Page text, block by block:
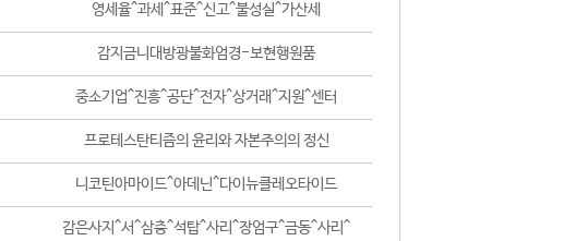
영세율^과세^표준^신고^불성실^가산세
감지금니대방광불화엄경-보현행원품
중소기업^진흥^공단^전자^상거래^지원^센터
프로테스탄티즘의 윤리와 자본주의의 정신
니코틴아마이드^아데닌^다이뉴클레오타이드
감은사지^서^삼층^석탑^사리^장엄구^금동^사리^